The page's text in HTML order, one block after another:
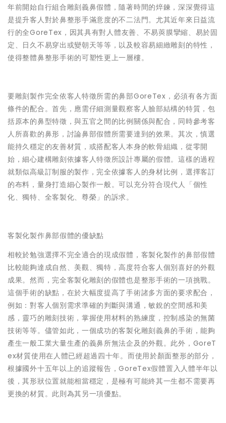
年前開始自行組合雕刻義鼻假體，隨著時間的焠鍊，深深覺得這
是提升客人對於鼻整形手滿意度的不二法門。尤其近年來日益流
行的全GoreTex，因其具有對人體友善、不易莢膜攣縮、易於固
定、日久不易穿出或變朝天等等，以及較容易細緻雕刻的特性，
使得整體鼻整形手術的可塑性更上一層樓。
要雕刻製作完全依客人特徵所需的鼻部GoreTex，必須有各方面
條件的配合。首先，應需仔細測量觀察客人臉部結構的特質，包
括原本的鼻型特徵，與五官之間的比例關係與配合，同時參考客
人所喜歡的鼻形，討論鼻部假體所需要達到的效果。其次，慎選
能持久穩定的友善材質，或搭配客人本身的軟骨組織，從零開
始，細心建構雕刻依據客人特徵所設計專屬的假體。這樣的過程
就類似高級訂制服的製作，完全依據客人的身材比例，選擇客訂
的布料，量身打造細心製作一般。可以充分符合現代人「個性
化、獨特、全客製化、尊榮」的訴求。
客製化製作鼻部假體的優缺點
相較於勉強選擇不完全適合的現成假體，客製化製作的鼻部假體
比較能夠達成自然、美觀、獨特，高度符合客人個別喜好的外觀
成果。然而，完全客製化雕刻的假體也是整形手術的一項挑戰。
這個手術的缺點，在於大幅度提高了手術諸多方面的要求配合，
例如：對客人個別需求準確的判斷與溝通，敏銳的空間感和美
感，靈巧的雕刻技術，掌握使用材料的熟練度，控制感染的無菌
技術等等。儘管如此，一個成功的客製化雕刻義鼻的手術，能夠
產生一般工業大量生產的義鼻所無法企及的外觀。此外，GoreT
ex材質使用在人體已經超過四十年。而使用於顏面整形的部分，
根據國外十五年以上的追蹤報告，GoreTex假體置入人體半年以
後，其形狀位置就能相當穩定，是極有可能終其一生都不需要再
更換的材質。此則為其另一項優點。